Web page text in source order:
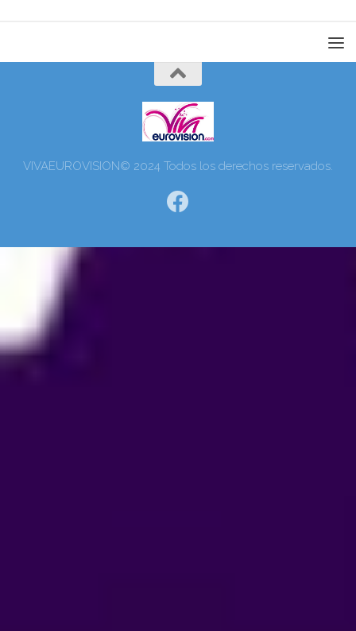
VIVAEUROVISION© 2024 Todos los derechos reservados.